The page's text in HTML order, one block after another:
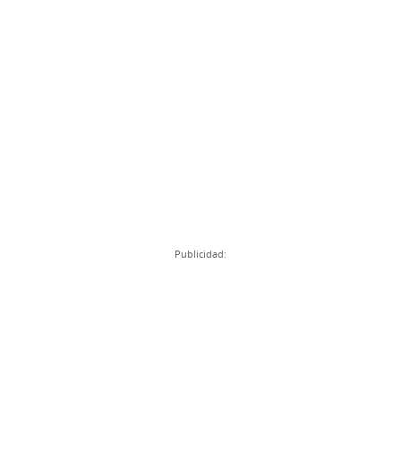
Publicidad: